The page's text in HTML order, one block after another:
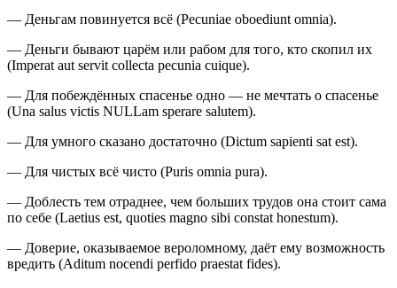
— Деньгам повинуется всё (Pecuniae oboediunt omnia).
— Деньги бывают царём или рабом для того, кто скопил их
(Imperat aut servit collecta pecunia cuique).
— Для побеждённых спасенье одно — не мечтать о спасенье
(Una salus victis NULLam sperare salutem).
— Для умного сказано достаточно (Dictum sapienti sat est).
— Для чистых всё чисто (Puris omnia pura).
— Доблесть тем отраднее, чем больших трудов она стоит сама
по себе (Laetius est, quoties magno sibi constat honestum).
— Доверие, оказываемое вероломному, даёт ему возможность
вредить (Aditum nocendi perfido praestat fides).